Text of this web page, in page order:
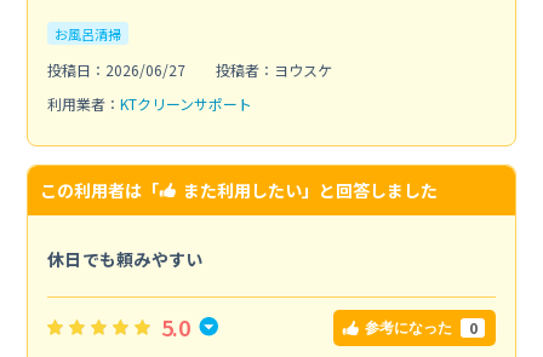
お風呂清掃
投稿日：2026/06/27
投稿者：ヨウスケ
利用業者： KTクリーンサポート
この利用者は「 また利用したい」と回答しました
休日でも頼みやすい
5.0 参考になった 0